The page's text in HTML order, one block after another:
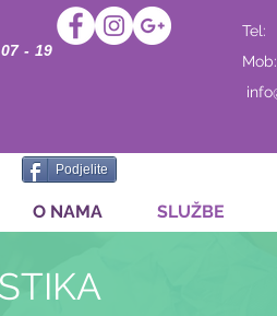
- 19
Tel:
Podjelite
O NAMA SLUŽBE